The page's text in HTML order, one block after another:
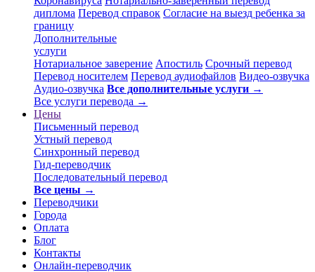
диплома Перевод справок Согласие на выезд ребенка за
границу
Дополнительные
услуги
Нотариальное заверение Апостиль Срочный перевод
Перевод носителем Перевод аудиофайлов Видео-озвучка
Аудио-озвучка Все дополнительные услуги →
Все услуги перевода →
Цены
Письменный перевод
Устный перевод
Синхронный перевод
Гид-переводчик
Последовательный перевод
Все цены →
Переводчики
Города
Оплата
Блог
Контакты
Онлайн-переводчик